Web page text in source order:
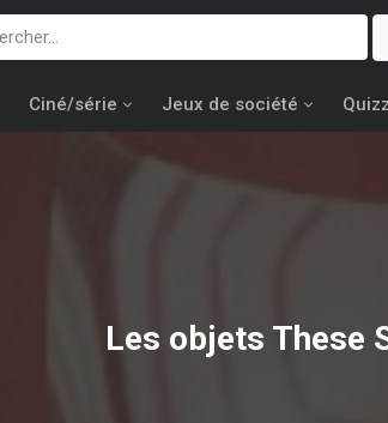
Ciné/série Jeux de société Quizz
Les objets These